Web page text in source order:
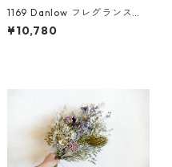
1169 Danlow フレグランスウ
ッドキャンドル -JIOLGA(ジオ
ルガ)-
¥10,780